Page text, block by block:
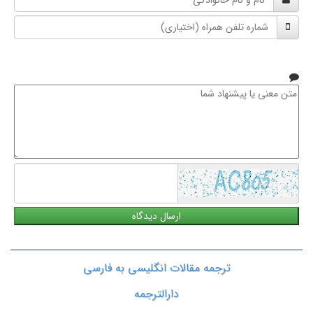
و
نام
خانوادگی
شماره
تلفن
متن
ترجمه مقالات انگلیسی به فارسی
دارالترجمه